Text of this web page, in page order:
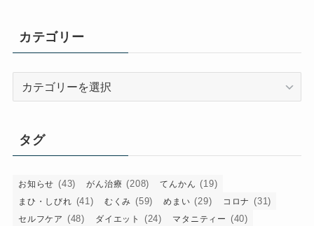
ブ
カテゴリー
ー
タグ
お知らせ (43) がん治療 (208) てんかん (19)
まひ・しびれ (41) むくみ (59) めまい (29) コロナ (31)
セルフケア (48) ダイエット (24) マタニティー (40)